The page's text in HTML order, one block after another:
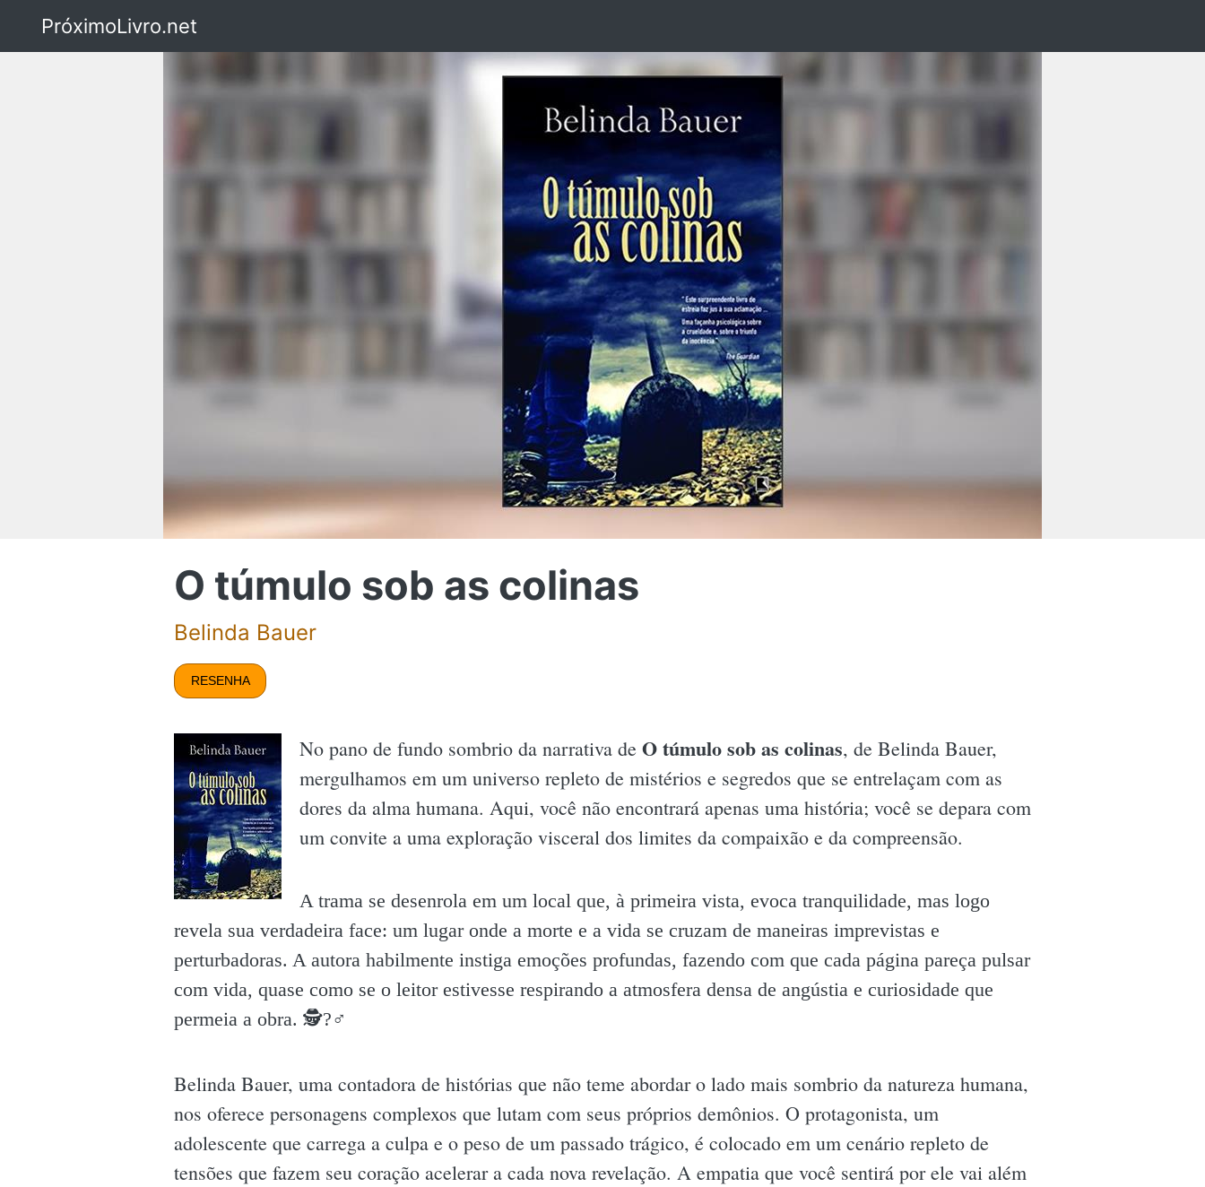
PróximoLivro.net
O túmulo sob as colinas
Belinda Bauer
RESENHA
No pano de fundo sombrio da narrativa de O túmulo sob as colinas, de Belinda Bauer,
mergulhamos em um universo repleto de mistérios e segredos que se entrelaçam com as
dores da alma humana. Aqui, você não encontrará apenas uma história; você se depara com
um convite a uma exploração visceral dos limites da compaixão e da compreensão.
A trama se desenrola em um local que, à primeira vista, evoca tranquilidade, mas logo
revela sua verdadeira face: um lugar onde a morte e a vida se cruzam de maneiras imprevistas e
perturbadoras. A autora habilmente instiga emoções profundas, fazendo com que cada página pareça pulsar
com vida, quase como se o leitor estivesse respirando a atmosfera densa de angústia e curiosidade que
permeia a obra. 🕵?♂️
Belinda Bauer, uma contadora de histórias que não teme abordar o lado mais sombrio da natureza humana,
nos oferece personagens complexos que lutam com seus próprios demônios. O protagonista, um
adolescente que carrega a culpa e o peso de um passado trágico, é colocado em um cenário repleto de
tensões que fazem seu coração acelerar a cada nova revelação. A empatia que você sentirá por ele vai além